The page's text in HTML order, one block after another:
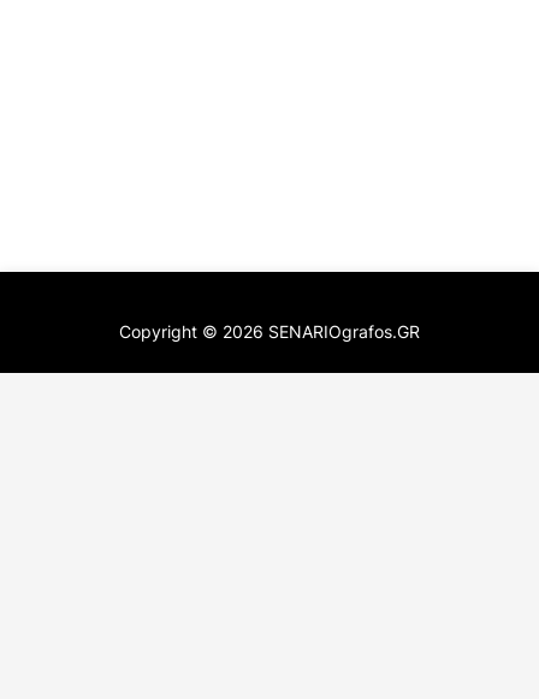
Copyright © 2026 SENARIOgrafos.GR